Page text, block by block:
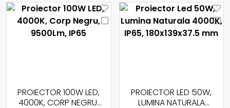
PROIECTOR LED 50W,
LUMINA NATURALA
PROIECTOR LED 20W
CU SENZOR PIR, LUMINA